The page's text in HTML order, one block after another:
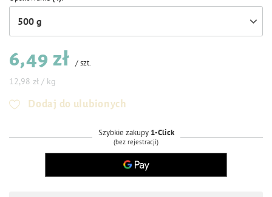
500 g
6,49 zł /szt.
12,98 zł / kg
Dodaj do ulubionych
Szybkie zakupy 1-Click
(bez rejestracji)